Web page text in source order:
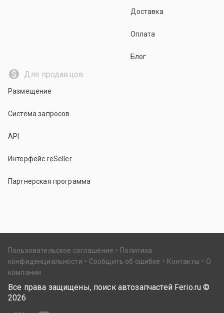
Доставка
Оплата
Блог
Для продавцов
Размещение
Система запросов
API
Интерфейс reSeller
Партнерская программа
Пользовательское соглашение
Политика
конфиденциальности
Сообщить об ошибке Контакты
О
компании
Все права защищены, поиск автозапчастей Ferio.ru ©
2026